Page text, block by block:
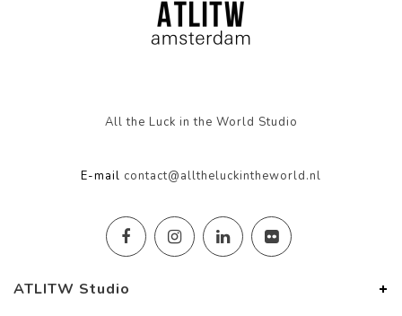
All the Luck in the World Studio
E-mail contact@alltheluckintheworld.nl
ATLITW Studio